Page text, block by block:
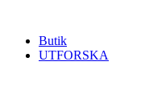
innehållButik
UTFORSKA